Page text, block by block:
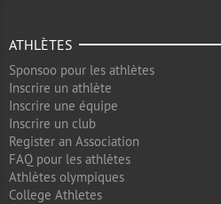
ATHLÈTES
Sponsoo pour les athlètes
Inscrire un athlète
Inscrire une équipe
Inscrire un club
Register an Association
FAQ pour les athlètes
Athlètes olympiques
College Athletes